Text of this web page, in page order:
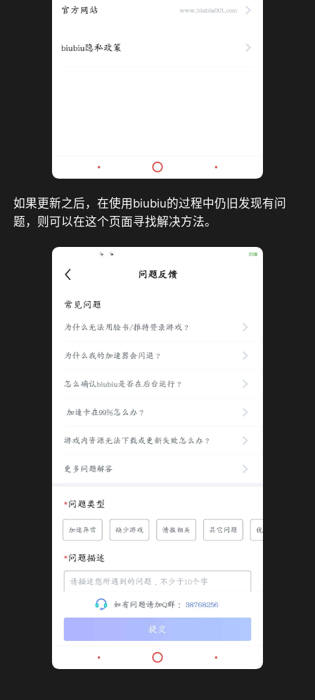
如果更新之后，在使用biubiu的过程中仍旧发现有问
题，则可以在这个页面寻找解决方法。